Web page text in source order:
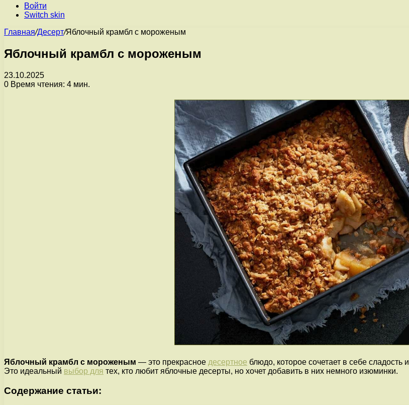
Войти
Switch skin
Главная/Десерт/Яблочный крамбл с мороженым
Яблочный крамбл с мороженым
23.10.2025
0 Время чтения: 4 мин.
Яблочный крамбл с мороженым — это прекрасное десертное блюдо, которое сочетает в себе сладость и
Это идеальный выбор для тех, кто любит яблочные десерты, но хочет добавить в них немного изюминки.
Содержание статьи: